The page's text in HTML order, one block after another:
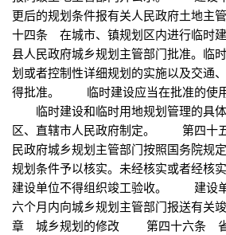
更后的规划条件报有关人民政府土地
十四条 在城市、镇规划区内进行临时建
县人民政府城乡规划主管部门批准。临
划或者控制性详细规划的实施以及交通
得批准。 临时建设应当在批准的使用
临时建设和临时用地规划管理的具
区、直辖市人民政府制定。 第四十
民政府城乡规划主管部门按照国务院规
规划条件予以核实。未经核实或者经核
建设单位不得组织竣工验收。 建设
六个月内向城乡规划主管部门报送有关
章 城乡规划的修改 第四十六条 省